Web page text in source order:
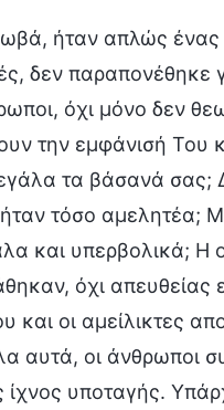
ήταν απλώς
δεν
όχι μόνο δεν
την εμφάνισή Του
τα βάσανά σας;
ήταν τόσο
και υπερβολικά;
όχι
και οι αμείλικτες
αυτά, οι άνθρωποι
υποταγής.